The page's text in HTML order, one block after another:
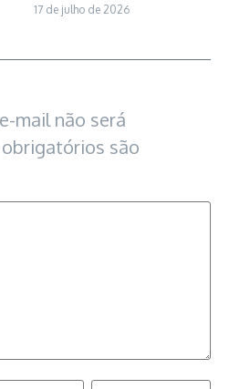
17 de julho de 2026
mail não será
são